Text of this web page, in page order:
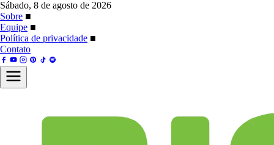
Sábado, 8 de agosto de 2026
Sobre ■
Equipe ■
Política de privacidade ■
Contato